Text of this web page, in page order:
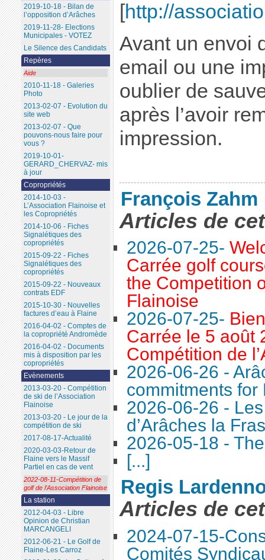
[http://
Avant un envoi
email ou une
oublier de
après l’avoir
impression.
François Zahm
Articles de
2026-07-25-
Carrée golf
the Competition
Flainoise
2026-07-25-
Carrée le 5 août
Compétition de
2026-06-26 -
commitments for
2026-06-26 -
d’Arâches la
2026-05-18 -
[...]
Regis
Articles de
2024-07-15-
Comités
2019-10-18 - Bilan de
l’opposition d’Arâches
2019-11-28- Elections
Municipales - VOTEZ
Le Silence des Candidats
Repères
Aide
2010-11-18 - Galeries
Photo
2013-02-07 - Evolution du
site web
2013-02-07 - Que
pouvons-nous faire pour
vous ?
2019-10-01-
GERARD_CHERVAZ- mis
à jour
Copropriétés
2014-10-03 -
L’Association Flainoise et
les Copropriétés
2014-10-06 - Fiches
Signalétiques des
copropriétés
2015-09-22 - Fiches
Signalétiques des
copropriétés
2015-09-22 - Nouveaux
contrats EDF
2015-10-30 - Nouvelles
factures d’eau à Flaine
2016-04-02 - Comptes de
la copropriété Andromède
2016-04-02 - Documents
mis à disposition par les
copropriétés
Evènements
2013-03-20 - Compétition
de ski de l’Association
Flainoise
2013-03-20 - Le jour de la
compétition de ski
2017-08-17-Actualité
2020-03-03-Retour de
Flaine vers le Massif
Partiel en cas de vent
2022-08-11-Compétition de
golf de l’Association Flainoise
La station
2012-04-03 - Libre
Opinion de Christian
MARCANGELI
2012-06-21 - Le Golf de
Flaine-Les Carroz